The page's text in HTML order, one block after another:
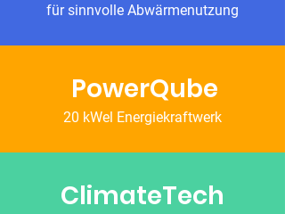
für sinnvolle Abwärmenutzung
PowerQube
20 kWel Energiekraftwerk
ClimateTech